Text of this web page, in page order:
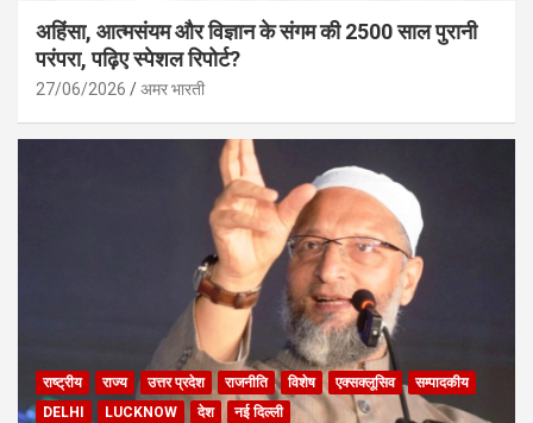
अहिंसा, आत्मसंयम और विज्ञान के संगम की 2500 साल पुरानी
परंपरा, पढ़िए स्पेशल रिपोर्ट?
27/06/2026 अमर भारती
राष्ट्रीय राज्य उत्तर प्रदेश राजनीति विशेष एक्सक्लूसिव
सम्पादकीय
DELHI
LUCKNOW देश नई दिल्ली